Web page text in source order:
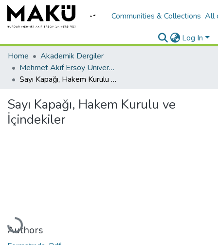
Communities & Collections All
Log In
Home
Akademik Dergiler
Mehmet Akif Ersoy University Journal of Social Sciences Institute
Sayı Kapağı, Hakem Kurulu ve İçindekiler
Sayı Kapağı, Hakem Kurulu ve
İçindekiler
Loading...
Authors